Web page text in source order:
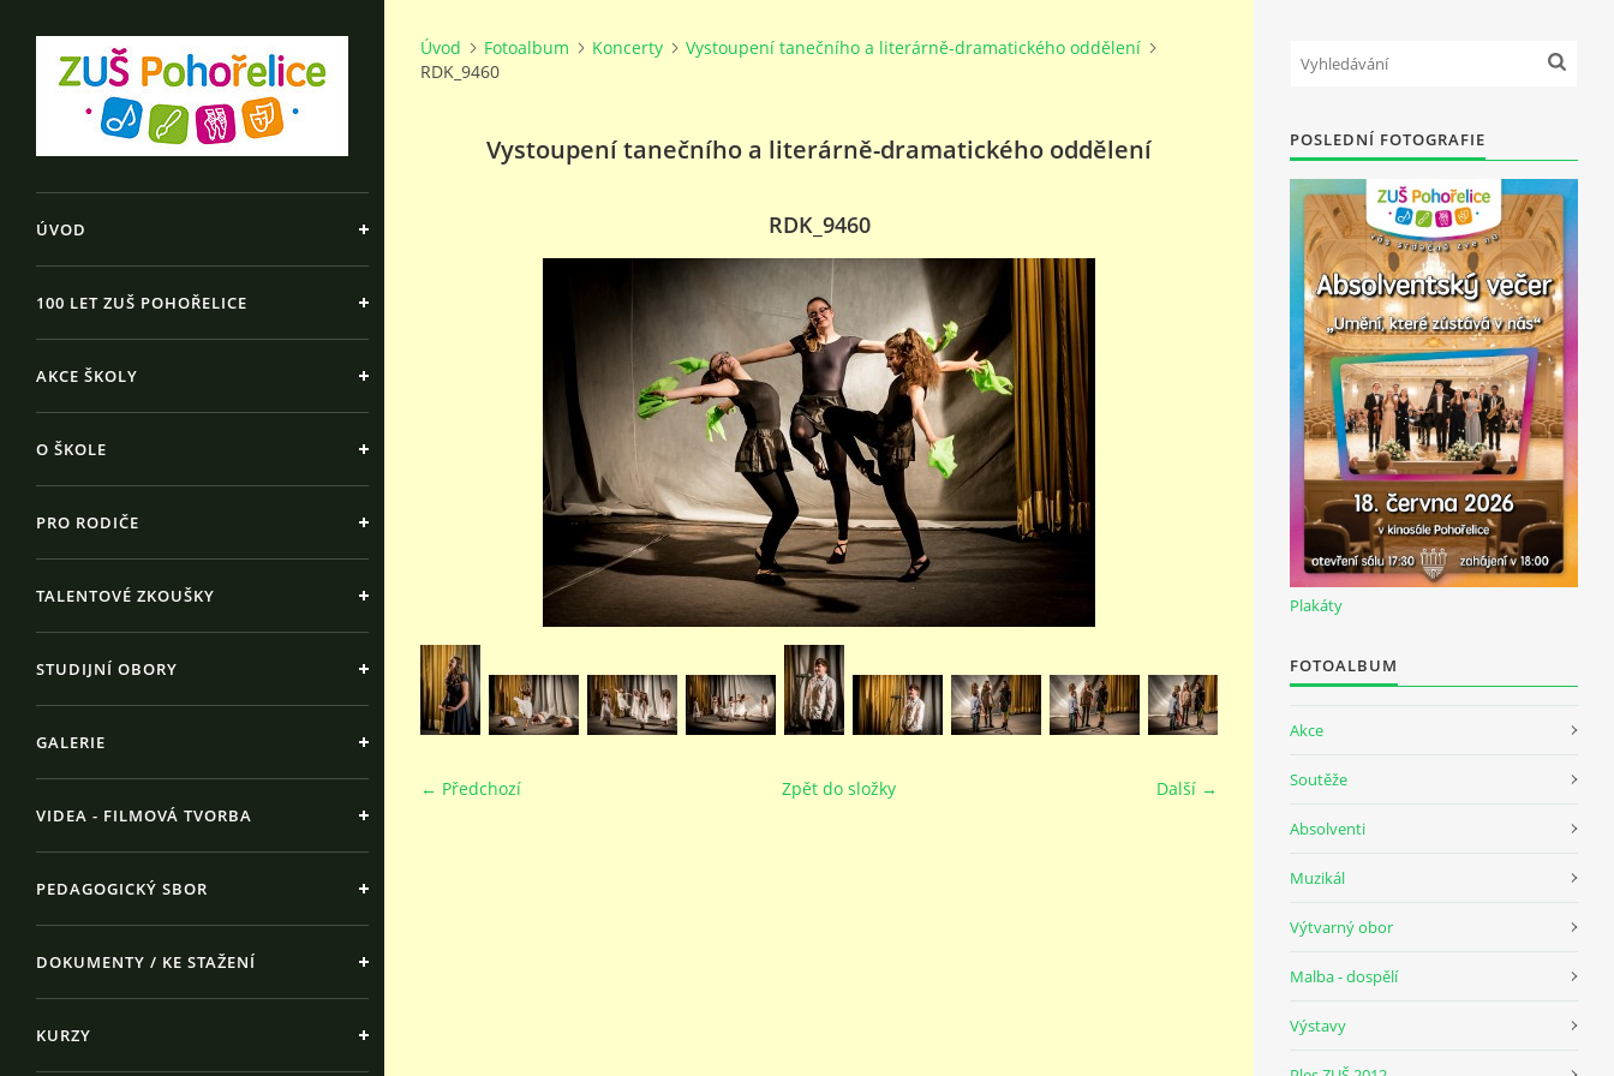
ÚVOD
100 LET ZUŠ POHOŘELICE
AKCE ŠKOLY
O ŠKOLE
PRO RODIČE
TALENTOVÉ ZKOUŠKY
STUDIJNÍ OBORY
GALERIE
VIDEA - FILMOVÁ TVORBA
PEDAGOGICKÝ SBOR
DOKUMENTY / KE STAŽENÍ
KURZY
Úvod Fotoalbum Koncerty
Vystoupení tanečního a literárně-dramatického oddělení
RDK_9460
Vystoupení tanečního a literárně-dramatického oddělení
RDK_9460
← Předchozí Další →
Zpět do složky
POSLEDNÍ FOTOGRAFIE
Plakáty
FOTOALBUM
Akce
Soutěže
Absolventi
Muzikál
Výtvarný obor
Malba - dospělí
Výstavy